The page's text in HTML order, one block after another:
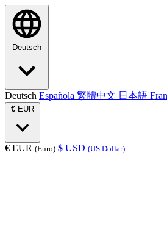
Deutsch
Deutsch Española 繁體中文 日本語
€ EUR
€ EUR (Euro) $ USD (US Dollar)